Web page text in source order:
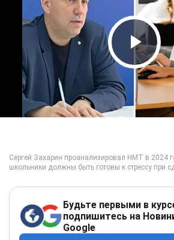
Play
Будьте первыми в
подпишитесь на
Google